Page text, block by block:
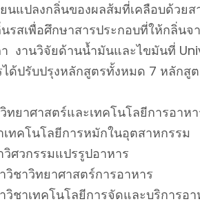
นแปลงกลิ่นของผลส้มที่เคลือบด้ว
รสเพื่อศึกษาสารประกอบที่ให้กลิ่
งานวิจัยด้านน้ำมันและไขมันที่
ด้ปรับปรุงหลักสูตรทั้งหมด 7 หลัก
าศาสตร์และเทคโนโลยีการอาห
คโนโลยีการหมักในอุตสาหกรรม
วกรรมแปรรูปอาหาร
าวิทยาศาสตร์การอาหาร
าเทคโนโลยีการจัดและบริการอา